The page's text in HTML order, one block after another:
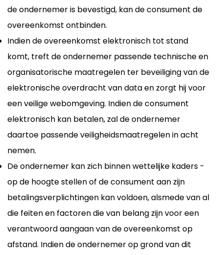
de ondernemer is bevestigd, kan de consument de
overeenkomst ontbinden.
Indien de overeenkomst elektronisch tot stand
komt, treft de ondernemer passende technische en
organisatorische maatregelen ter beveiliging van de
elektronische overdracht van data en zorgt hij voor
een veilige webomgeving. Indien de consument
elektronisch kan betalen, zal de ondernemer
daartoe passende veiligheidsmaatregelen in acht
nemen.
De ondernemer kan zich binnen wettelijke kaders -
op de hoogte stellen of de consument aan zijn
betalingsverplichtingen kan voldoen, alsmede van al
die feiten en factoren die van belang zijn voor een
verantwoord aangaan van de overeenkomst op
afstand. Indien de ondernemer op grond van dit